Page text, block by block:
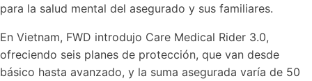
para la salud mental del asegurado y sus familiares.
En Vietnam, FWD introdujo Care Medical Rider 3.0,
ofreciendo seis planes de protección, que van desde
básico hasta avanzado, y la suma asegurada varía de 50